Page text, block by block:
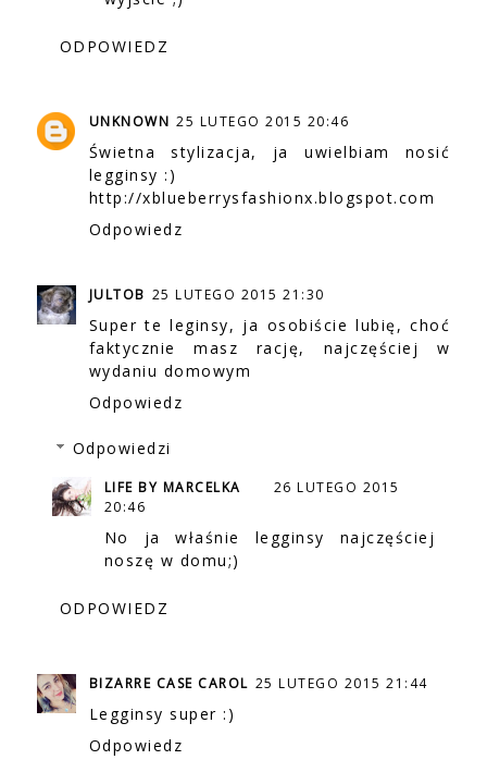
ODPOWIEDZ
UNKNOWN 25 LUTEGO 2015 20:46
Świetna stylizacja, ja uwielbiam nosić
legginsy :)
http://xblueberrysfashionx.blogspot.com
Odpowiedz
JULTOB 25 LUTEGO 2015 21:30
Super te leginsy, ja osobiście lubię, choć
faktycznie masz rację, najczęściej w
wydaniu domowym
Odpowiedz
Odpowiedzi
LIFE BY MARCELKA
26 LUTEGO 2015
20:46
No ja właśnie legginsy najczęściej
noszę w domu;)
ODPOWIEDZ
BIZARRE CASE CAROL 25 LUTEGO 2015 21:44
Legginsy super :)
Odpowiedz